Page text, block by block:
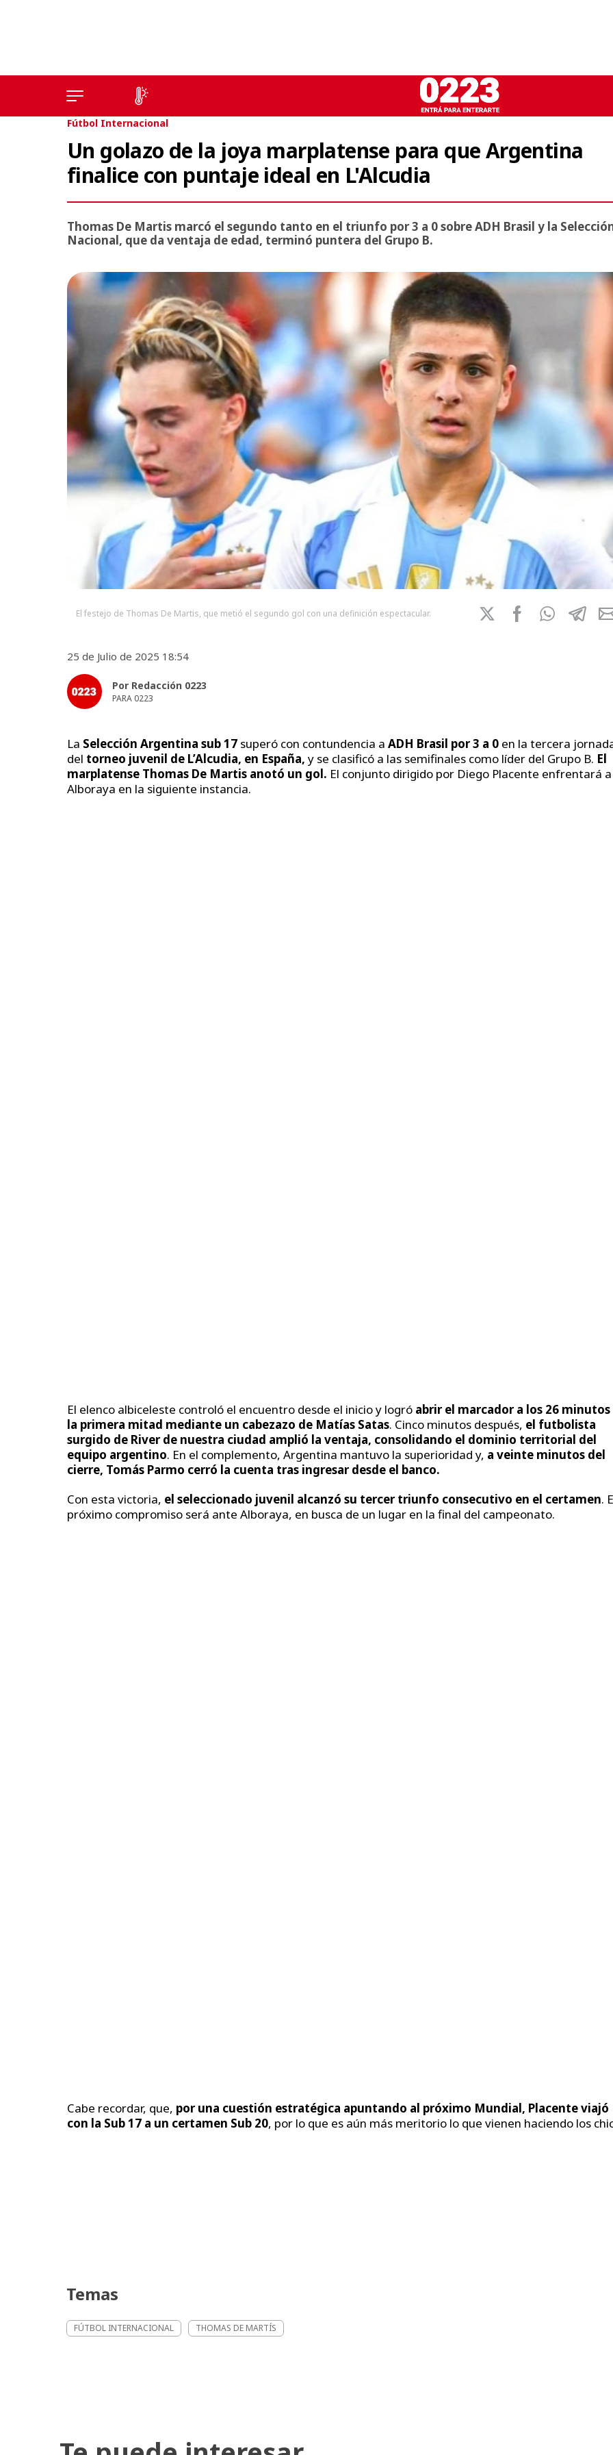
Fútbol Internacional
Un golazo de la joya marplatense para que Argentina
finalice con puntaje ideal en L'Alcudia
Thomas De Martis marcó el segundo tanto en el triunfo por 3 a 0 sobre ADH Brasil y la
Nacional, que da ventaja de edad, terminó puntera del Grupo B.
El festejo de Thomas De Martis, que metió el segundo gol con una definición espectacular.
25 de Julio de 2025 18:54
Por Redacción 0223
PARA 0223
La Selección Argentina sub 17 superó con contundencia a ADH Brasil por 3 a 0 en la tercera
del torneo juvenil de L’Alcudia, en España, y se clasificó a las semifinales como líder del Grupo B. El
marplatense Thomas De Martis anotó un gol. El conjunto dirigido por Diego Placente enfrentará a
Alboraya en la siguiente instancia.
El elenco albiceleste controló el encuentro desde el inicio y logró abrir el marcador a los 26 minutos
la primera mitad mediante un cabezazo de Matías Satas. Cinco minutos después, el futbolista
surgido de River de nuestra ciudad amplió la ventaja, consolidando el dominio territorial del
equipo argentino. En el complemento, Argentina mantuvo la superioridad y, a veinte minutos del
cierre, Tomás Parmo cerró la cuenta tras ingresar desde el banco.
Con esta victoria, el seleccionado juvenil alcanzó su tercer triunfo consecutivo en el certamen.
próximo compromiso será ante Alboraya, en busca de un lugar en la final del campeonato.
Cabe recordar, que, por una cuestión estratégica apuntando al próximo Mundial, Placente viajó
con la Sub 17 a un certamen Sub 20, por lo que es aún más meritorio lo que vienen haciendo los
Temas
FÚTBOL INTERNACIONAL THOMAS DE MARTÍS